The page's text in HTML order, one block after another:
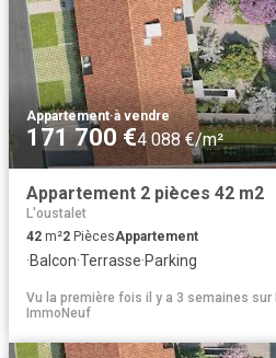
Appartement·à vendre
171 700 €4 088 €/m²
Appartement 2 pièces 42 m2
L'oustalet
42 m²2 PiècesAppartement
·Balcon·Terrasse·Parking
Vu la première fois il y a 3 semaines sur
ImmoNeuf